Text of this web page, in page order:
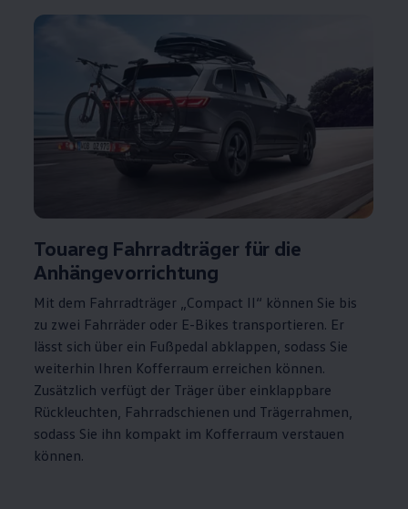
Touareg Fahrradträger für die
Anhängevorrichtung
Mit dem Fahrradträger „Compact II“ können Sie bis
zu zwei Fahrräder oder E-Bikes transportieren. Er
lässt sich über ein Fußpedal abklappen, sodass Sie
weiterhin Ihren Kofferraum erreichen können.
Zusätzlich verfügt der Träger über einklappbare
Rückleuchten, Fahrradschienen und Trägerrahmen,
sodass Sie ihn kompakt im Kofferraum verstauen
können.